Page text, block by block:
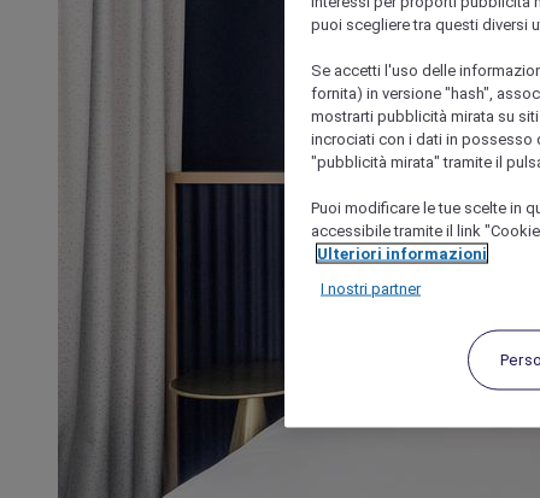
puoi scegliere tra questi diversi
Se accetti l'uso delle
fornita) in versione "hash",
mostrarti pubblicità mirata su
incrociati con i dati in possesso
"pubblicità mirata" tramite il
Puoi modificare le tue scelte in
accessibile tramite il link
Ulteriori informazioni
I nostri partner